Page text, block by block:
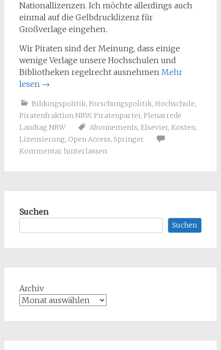
Nationallizenzen. Ich möchte allerdings auch
einmal auf die Gelbdrucklizenz für
Großverlage eingehen.
Wir Piraten sind der Meinung, dass einige
wenige Verlage unsere Hochschulen und
Bibliotheken regelrecht ausnehmen Mehr
lesen →
Bildungspolitik, Forschungspolitik, Hochschule,
Piratenfraktion NRW, Piratenpartei, Plenarrede
Landtag NRW
Abonnements, Elsevier, Kosten,
Lizensierung, Open Access, Springer
Kommentar hinterlassen
Suchen
Suchen
Archiv